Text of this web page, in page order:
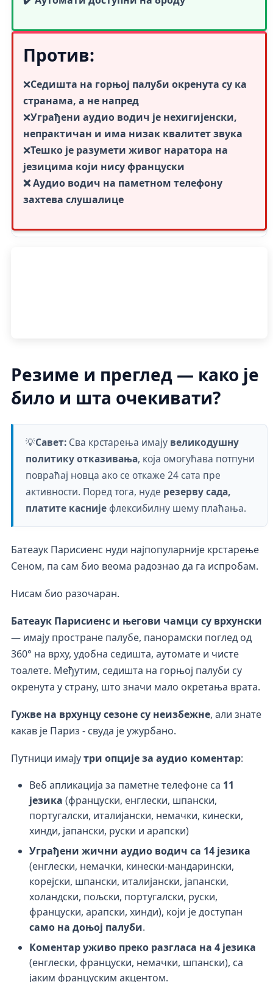
Против:
❌Седишта на горњој палуби окренута су ка
странама, а не напред
❌Уграђени аудио водич је нехигијенски,
непрактичан и има низак квалитет звука
❌Тешко је разумети живог наратора на
језицима који нису француски
❌ Аудио водич на паметном телефону
захтева слушалице
Резиме и преглед — како је
било и шта очекивати?
💡Савет:Сва крстарења имају великодушну
политику отказивања, која омогућава потпуни
повраћај новца ако се откаже 24 сата пре
активности. Поред тога, нуде резерву сада,
платите каснијефлексибилну шему плаћања.
Батеаук Парисиенс нуди најпопуларније крстарење
Сеном, па сам био веома радознао да га испробам.
Нисам био разочаран.
Батеаук Парисиенс и његови чамци су врхунски
— имају простране палубе, панорамски поглед од
360° на врху, удобна седишта, аутомате и чисте
тоалете. Међутим, седишта на горњој палуби су
окренута у страну, што значи мало окретања врата.
Гужве на врхунцу сезоне су неизбежне, али знате
какав је Париз - свуда је ужурбано.
Путници имајутри опције за аудио коментар:
Веб апликација за паметне телефоне са 11
језика (француски, енглески, шпански,
португалски, италијански, немачки, кинески,
хинди, јапански, руски и арапски)
Уграђени жични аудио водич са 14 језика
(енглески, немачки, кинески-мандарински,
корејски, шпански, италијански, јапански,
холандски, пољски, португалски, руски,
француски, арапски, хинди), који је доступан
само на доњој палуби.
Коментар уживо преко разгласа на 4 језика
(енглески, француски, немачки, шпански), са
јаким француским акцентом.